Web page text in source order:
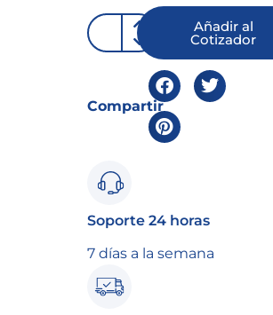
Añadir al
Cotizador
Compartir
Soporte 24 horas
7 días a la semana